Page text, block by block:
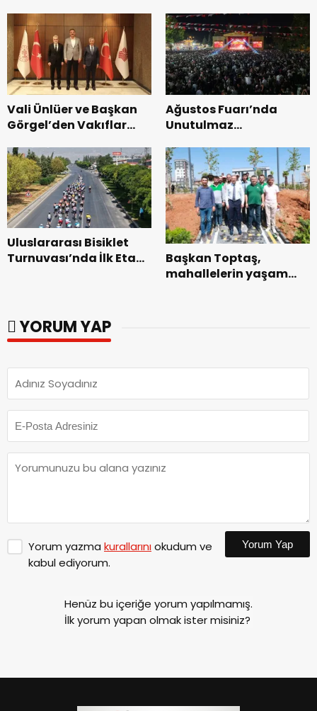
dönemin ön kayıtları
başladı.
Vali Ünlüer ve Başkan
Görgel’den Vakıflar
ziyaret.
Ağustos Fuarı’nda
Unutulmaz
Uluslararası Bisiklet
Turnuvası’nda İlk Etap
Başkan Toptaş,
mahallelerin yaşam
YORUM YAP
Yorum yazma kurallarınıokudum ve
kabul ediyorum.
Yorum Yap
Henüz bu içeriğe yorum yapılmamış.
İlk yorum yapan olmak ister misiniz?